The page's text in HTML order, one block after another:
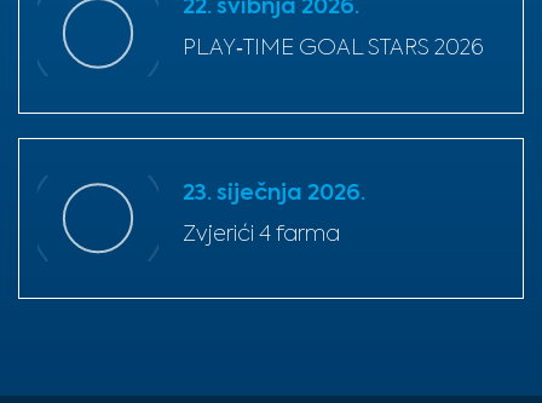
PLAY‑TIME GOAL STARS 2026
23. siječnja 2026.
Zvjerići 4 farma